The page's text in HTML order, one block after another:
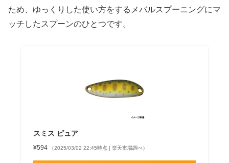
ため、ゆっくりした使い方をするメバルスプーニングにマ
ッチしたスプーンのひとつです。
スミス ピュア
¥594 （2025/03/02 22:45時点 | 楽天市場調べ）